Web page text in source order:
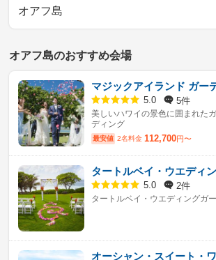
オアフ島
オアフ島のおすすめ会場
マジックアイランド ガー
5.0 5件
美しいハワイの景色に囲まれた
ディング
最安値 2名料金 112,700円〜
タートルベイ・ウエディ
5.0 2件
タートルベイ・ウエディングガ
オーシャン・スイート・